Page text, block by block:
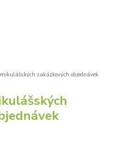
mikulášských zakázkových objednávek